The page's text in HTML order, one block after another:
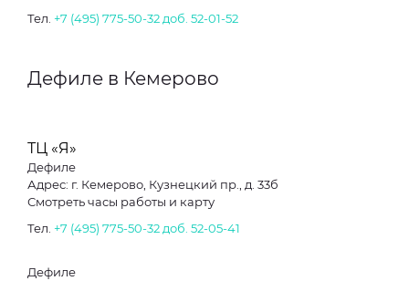
Тел. +7 (495) 775-50-32 доб. 52-01-52
Дефиле в Кемерово
ТЦ «Я»
Дефиле
Адрес: г. Кемерово, Кузнецкий пр., д. 33б
Смотреть часы работы и карту
Тел. +7 (495) 775-50-32 доб. 52-05-41
Дефиле